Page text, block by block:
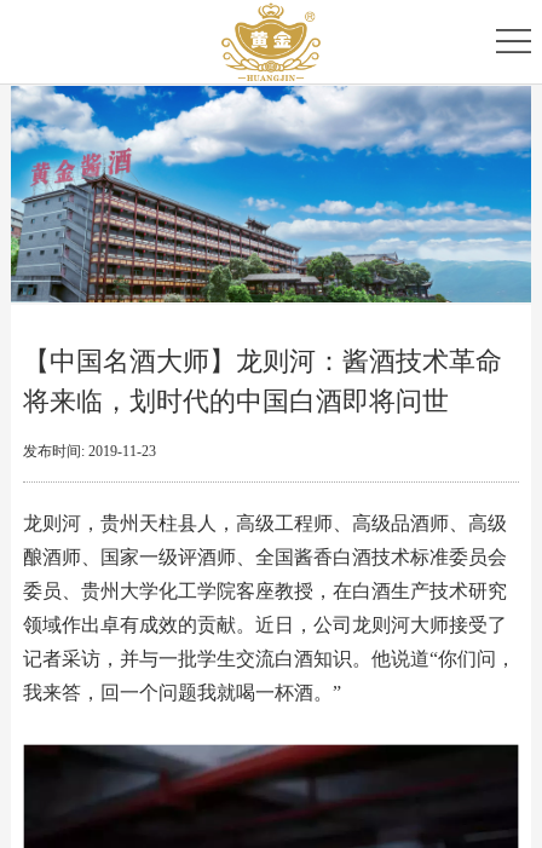
页
关
于
我
们
专
家
团
队
产
品
家
新
闻
服
【中国名酒大师】龙则河：酱酒技术革命
将来临，划时代的中国白酒即将问世
发布时间: 2019-11-23
龙则河，贵州天柱县人，高级工程师、高级品酒师、高级
酿酒师、国家一级评酒师、全国酱香白酒技术标准委员会
委员、贵州大学化工学院客座教授，在白酒生产技术研究
领域作出卓有成效的贡献。近日，公司龙则河大师接受了
记者采访，并与一批学生交流白酒知识。他说道“你们问，
我来答，回一个问题我就喝一杯酒。”